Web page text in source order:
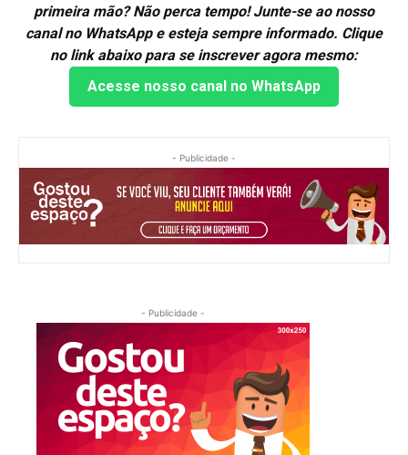
primeira mão? Não perca tempo! Junte-se ao nosso
canal no WhatsApp e esteja sempre informado. Clique
no link abaixo para se inscrever agora mesmo:
Acesse nosso canal no WhatsApp
- Publicidade -
- Publicidade -